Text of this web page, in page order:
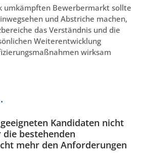
umkämpften Bewerbermarkt sollte
und Abstriche machen,
das Verständnis und die
Weiterentwicklung
wirksam
Kandidaten nicht
bestehenden
mehr den Anforderungen